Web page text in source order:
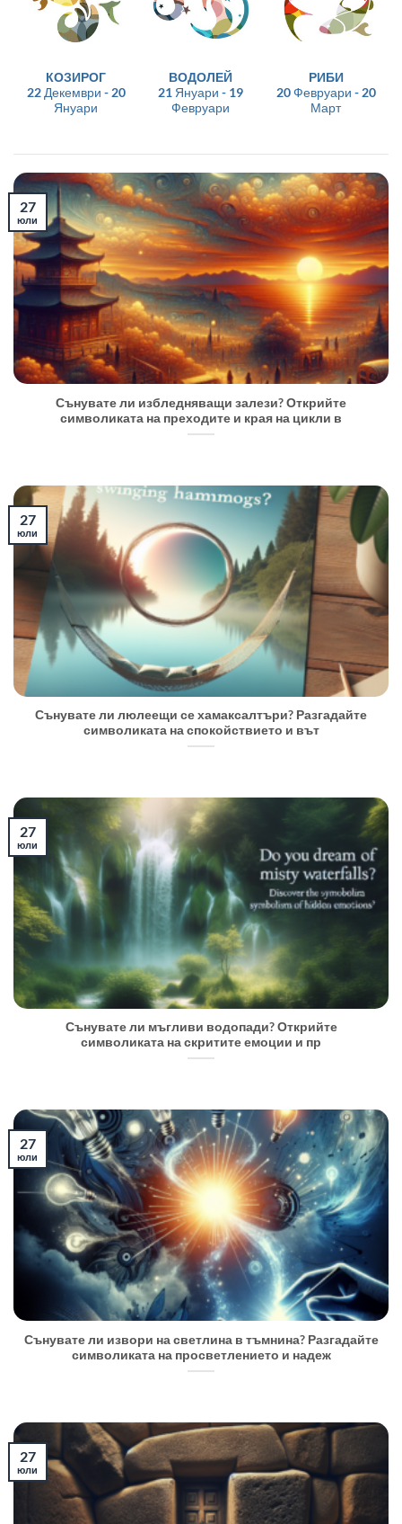
КОЗИРОГ
22 Декември - 20
Януари
ВОДОЛЕЙ
21 Януари - 19
Февруари
РИБИ
20 Февруари - 20
Март
Сънувате ли избледняващи залези? Открийте
символиката на преходите и края на цикли в
27
юли
Сънувате ли люлеещи се хамаксалтъри? Разгадайте
символиката на спокойствието и вът
27
юли
Сънувате ли мъгливи водопади? Открийте
символиката на скритите емоции и пр
27
юли
Сънувате ли извори на светлина в тъмнина? Разгадайте
символиката на просветлението и надеж
27
юли
27
юли